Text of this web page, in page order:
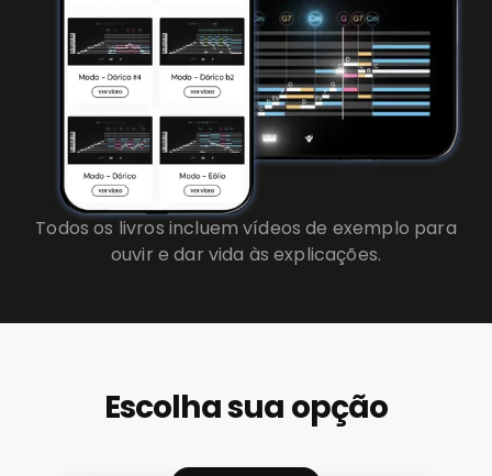
Todos os livros incluem vídeos de exemplo para
ouvir e dar vida às explicações.
Escolha sua opção